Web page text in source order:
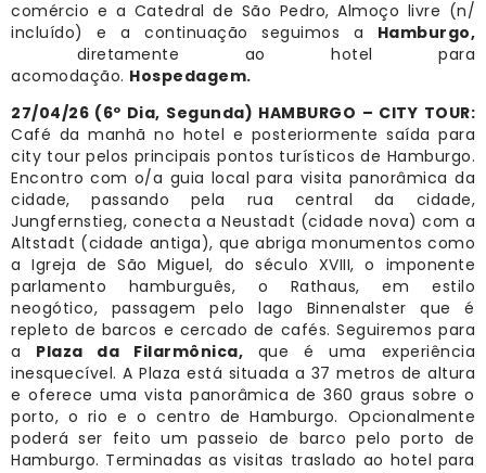
comércio e a Catedral de São Pedro, Almoço livre (n/
incluído) e a continuação seguimos a Hamburgo,
diretamente ao hotel para
acomodação. Hospedagem.
27/04/26 (6º Dia, Segunda) HAMBURGO – CITY TOUR:
Café da manhã no hotel e posteriormente saída para
city tour pelos principais pontos turísticos de Hamburgo.
Encontro com o/a guia local para visita panorâmica da
cidade, passando pela rua central da cidade,
Jungfernstieg, conecta a Neustadt (cidade nova) com a
Altstadt (cidade antiga), que abriga monumentos como
a Igreja de São Miguel, do século XVIII, o imponente
parlamento hamburguês, o Rathaus, em estilo
neogótico, passagem pelo lago Binnenalster que é
repleto de barcos e cercado de cafés. Seguiremos para
a Plaza da Filarmônica, que é uma experiência
inesquecível. A Plaza está situada a 37 metros de altura
e oferece uma vista panorâmica de 360 graus sobre o
porto, o rio e o centro de Hamburgo. Opcionalmente
poderá ser feito um passeio de barco pelo porto de
Hamburgo. Terminadas as visitas traslado ao hotel para